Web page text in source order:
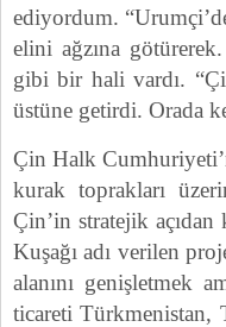
ediyordum.
elini ağzına
gibi bir hali vardı.
üstüne getirdi. Orada
Çin Halk
kurak toprakları
Çin’in stratejik
Kuşağı adı verilen
alanını genişletmek
ticareti Türkmenistan,